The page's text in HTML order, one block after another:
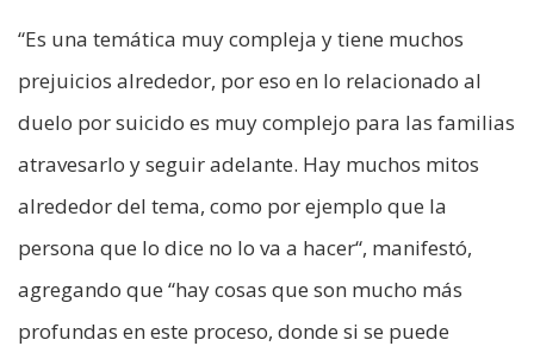
“Es una temática muy compleja y tiene muchos
prejuicios alrededor, por eso en lo relacionado al
duelo por suicido es muy complejo para las familias
atravesarlo y seguir adelante. Hay muchos mitos
alrededor del tema, como por ejemplo que la
persona que lo dice no lo va a hacer“, manifestó,
agregando que “hay cosas que son mucho más
profundas en este proceso, donde si se puede